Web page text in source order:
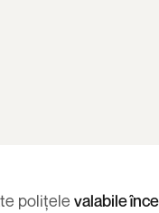
polițele valabile